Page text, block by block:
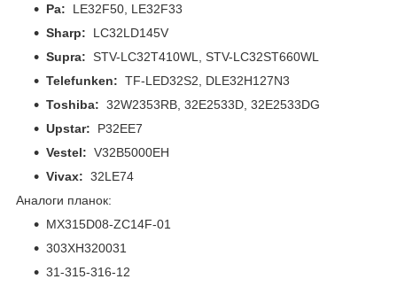
Pa: LE32F50, LE32F33
Sharp: LC32LD145V
Supra: STV-LC32T410WL, STV-LC32ST660WL
Telefunken: TF-LED32S2, DLE32H127N3
Toshiba: 32W2353RB, 32E2533D, 32E2533DG
Upstar: P32EE7
Vestel: V32B5000EH
Vivax: 32LE74
Аналоги планок:
MX315D08-ZC14F-01
303XH320031
31-315-316-12